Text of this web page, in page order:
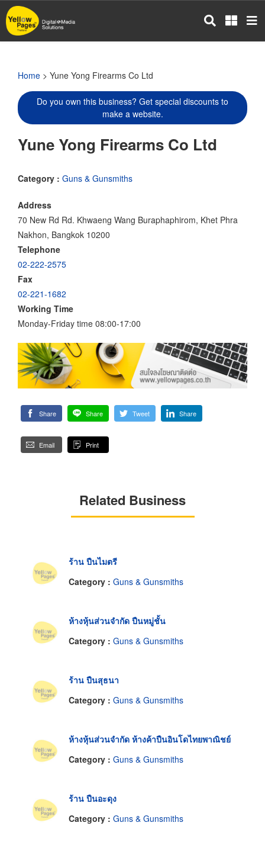
Skip
to
main
Home > Yune Yong Firearms Co Ltd
Do you own this business? Get special discounts to
make a website.
Yune Yong Firearms Co Ltd
Category : Guns & Gunsmiths
Address
70 New Rd Rd. Khwaeng Wang Buraphaphirom, Khet Phra
Nakhon, Bangkok 10200
Telephone
02-222-2575
Fax
02-221-1682
Working Time
Monday-Friday time 08:00-17:00
Share Share Tweet Share
Email Print
Related Business
ร้าน ปืนไมตรี
Category : Guns & Gunsmiths
ห้างหุ้นส่วนจำกัด ปืนหมู่ชั้น
Category : Guns & Gunsmiths
ร้าน ปืนสุธนา
Category : Guns & Gunsmiths
ห้างหุ้นส่วนจำกัด ห้างค้าปืนอินโดไทยพาณิชย์
Category : Guns & Gunsmiths
ร้าน ปืนอะดุง
Category : Guns & Gunsmiths